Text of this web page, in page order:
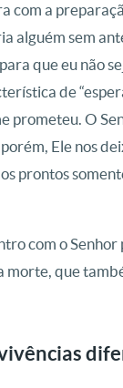
com a
alguém sem
que eu não
de
O
Ele nos
prontos
com o
morte, que